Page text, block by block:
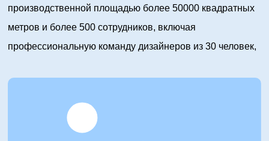
производственной площадью более 50000 квадратных
метров и более 500 сотрудников, включая
профессиональную команду дизайнеров из 30 человек,
управленческую элиту из 50 человек.
Благодаря выдающимся инновационным
возможностям и изысканному мастерству, группа